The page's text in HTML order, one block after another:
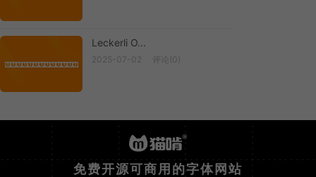
Leckerli O...
Leckerli O...
2025-07-02 评论(0)
免费开源可商用的字体网站